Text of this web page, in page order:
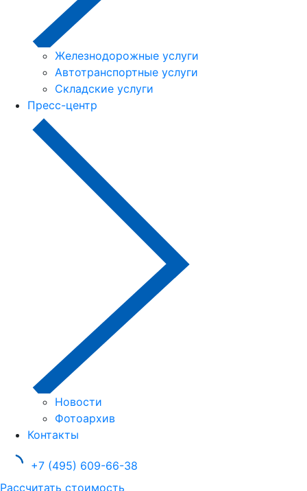
Железнодорожные услуги
Автотранспортные услуги
Складские услуги
Пресс-центр
Новости
Фотоархив
Контакты
+7 (495) 609-66-38
Рассчитать стоимость